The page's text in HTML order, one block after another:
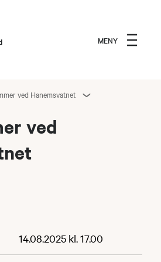
MENY
ved Hanemsvatnet
ved
14.08.2025 kl. 17.00